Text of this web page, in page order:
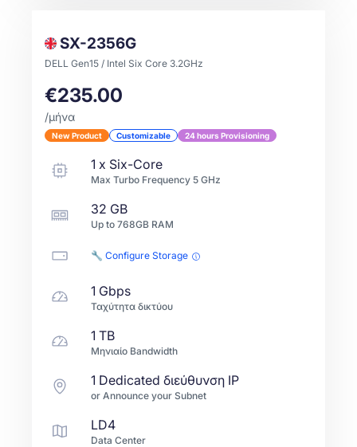
SX-2356G
DELL Gen15 / Intel Six Core 3.2GHz
€235.00
/μήνα
New Product Customizable 24 hours Provisioning
1 x Six-Core
Max Turbo Frequency 5 GHz
32 GB
Up to 768GB RAM
🔧 Configure Storage
1 Gbps
Ταχύτητα δικτύου
1 TB
Μηνιαίο Bandwidth
1 Dedicated διεύθυνση IP
or Announce your Subnet
LD4
Data Center